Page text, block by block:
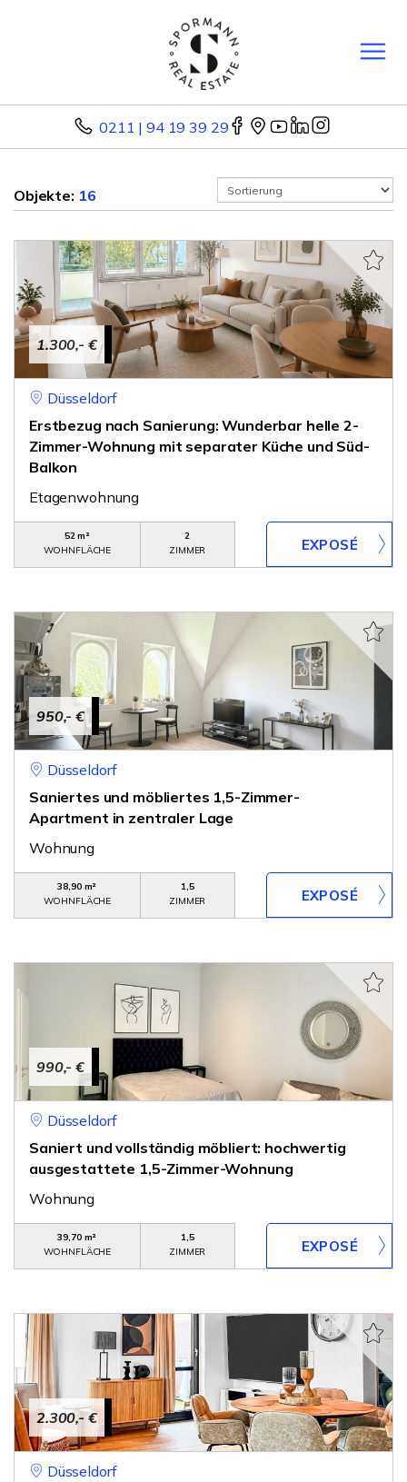
0211 | 94 19 39 29
Objekte: 16
1.300,- €
Düsseldorf
Erstbezug nach Sanierung: Wunderbar helle 2-
Zimmer-Wohnung mit separater Küche und Süd-
Balkon
Etagenwohnung
52 m²
WOHNFLÄCHE
2
ZIMMER
950,- €
Düsseldorf
Saniertes und möbliertes 1,5-Zimmer-
Apartment in zentraler Lage
Wohnung
38,90 m²
WOHNFLÄCHE
1,5
ZIMMER
990,- €
Düsseldorf
Saniert und vollständig möbliert: hochwertig
ausgestattete 1,5-Zimmer-Wohnung
Wohnung
39,70 m²
WOHNFLÄCHE
1,5
ZIMMER
2.300,- €
Düsseldorf